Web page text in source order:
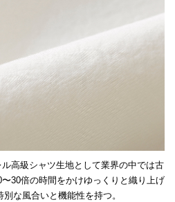
ル高級シャツ生地として業界の中では古
30倍の時間をかけゆっくりと織り上げ
な風合いと機能性を持つ。